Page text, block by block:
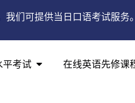
们可提供当日口语考试服务。
平考试 在线英语先修课